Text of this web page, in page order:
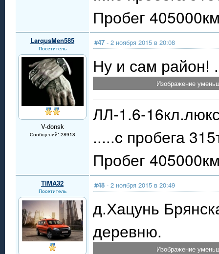
Пробег
LarqusMen585
Посетитель
V-donsk
Сообщений: 28918
#47 - 2 ноября 2015 в 20:08
Ну и сам район!
Изображение
ЛЛ-1.6-
.....c пробега
Пробег
TIMA32
Посетитель
#48 - 2 ноября 2015 в 20:49
д.Хацунь
деревню.
Изображение